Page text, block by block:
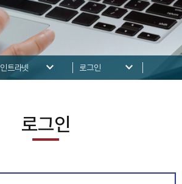
인트라넷 keyboard_arrow_down 로그인 keyboard_arrow_down
로그인